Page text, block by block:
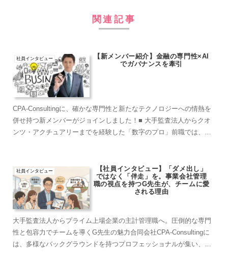
関連記事
社員インタビュー
【新メンバー紹介】金融の専門性×AI
でガバナンスを牽引
CPA-Consultingに、確かな専門性と新たなテクノロジーへの情熱を
併せ持つ新メンバーがジョインしました！■ 大手監査法人からクオ
ンツ・アクチュアリーまでを経験した「数字のプロ」前職では、大
社員インタビュー
【社員インタビュー】「ダメ出し」
ではなく「伴走」を。事業会社管理
職の視点を持つG先生が、チームに愛
される理由
大手監査法人からプライム上場企業の主計管理職へ。圧倒的な専門
性と包容力でチームを導くG先生の魅力合同会社CPA-Consultingに
は、多様なバックグラウンドを持つプロフェッショナルが集い、互